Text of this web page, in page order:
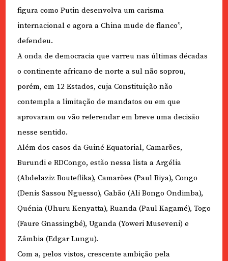
figura como Putin desenvolva um carisma
internacional e agora a China mude de flanco”,
defendeu.
A onda de democracia que varreu nas últimas décadas
o continente africano de norte a sul não soprou,
porém, em 12 Estados, cuja Constituição não
contempla a limitação de mandatos ou em que
aprovaram ou vão referendar em breve uma decisão
nesse sentido.
Além dos casos da Guiné Equatorial, Camarões,
Burundi e RDCongo, estão nessa lista a Argélia
(Abdelaziz Bouteflika), Camarões (Paul Biya), Congo
(Denis Sassou Nguesso), Gabão (Ali Bongo Ondimba),
Quénia (Uhuru Kenyatta), Ruanda (Paul Kagamé), Togo
(Faure Gnassingbé), Uganda (Yoweri Museveni) e
Zâmbia (Edgar Lungu).
Com a, pelos vistos, crescente ambição pela